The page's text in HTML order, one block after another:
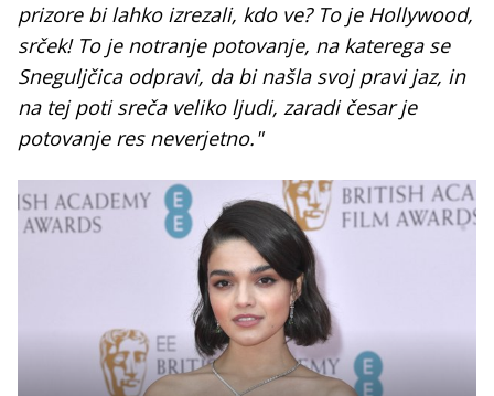
prizore bi lahko izrezali, kdo ve? To je Hollywood,
srček! To je notranje potovanje, na katerega se
Sneguljčica odpravi, da bi našla svoj pravi jaz, in
na tej poti sreča veliko ljudi, zaradi česar je
potovanje res neverjetno."